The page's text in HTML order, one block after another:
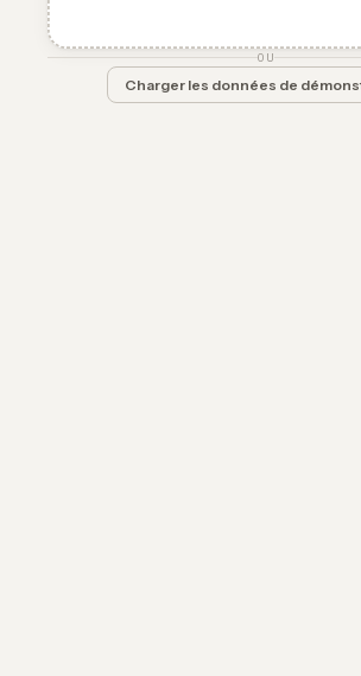
OU
Charger les données de